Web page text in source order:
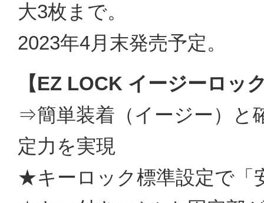
大3枚まで。
2023年4月末発売予定。
【EZ LOCK イージーロッ
⇒簡単装着（イージー）と
定力を実現
★キーロック標準設定で「